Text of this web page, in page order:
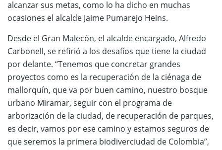
alcanzar sus metas, como lo ha dicho en muchas
ocasiones el alcalde Jaime Pumarejo Heins.
Desde el Gran Malecón, el alcalde encargado, Alfredo
Carbonell, se refirió a los desafíos que tiene la ciudad
por delante. “Tenemos que concretar grandes
proyectos como es la recuperación de la ciénaga de
mallorquín, que va por buen camino, nuestro bosque
urbano Miramar, seguir con el programa de
arborización de la ciudad, de recuperación de parques,
es decir, vamos por ese camino y estamos seguros de
que seremos la primera biodiverciudad de Colombia”,